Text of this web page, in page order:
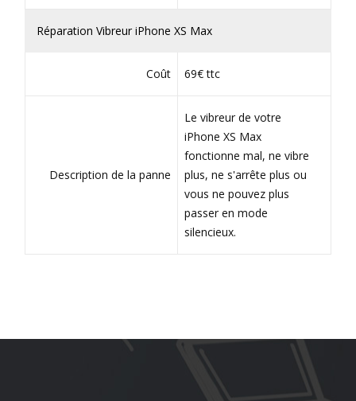
Réparation Vibreur iPhone XS Max
Coût 69€ ttc
Description de la panne
Le vibreur de votre
iPhone XS Max
fonctionne mal, ne vibre
plus, ne s'arrête plus ou
vous ne pouvez plus
passer en mode
silencieux.